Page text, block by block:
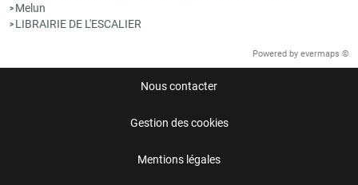
> Melun
> LIBRAIRIE DE L'ESCALIER
Powered by evermaps ©
Nous contacter
Gestion des cookies
Mentions légales